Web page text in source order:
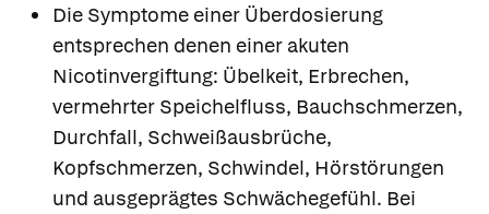
Die Symptome einer Überdosierung
entsprechen denen einer akuten
Nicotinvergiftung: Übelkeit, Erbrechen,
vermehrter Speichelfluss, Bauchschmerzen,
Durchfall, Schweißausbrüche,
Kopfschmerzen, Schwindel, Hörstörungen
und ausgeprägtes Schwächegefühl. Bei